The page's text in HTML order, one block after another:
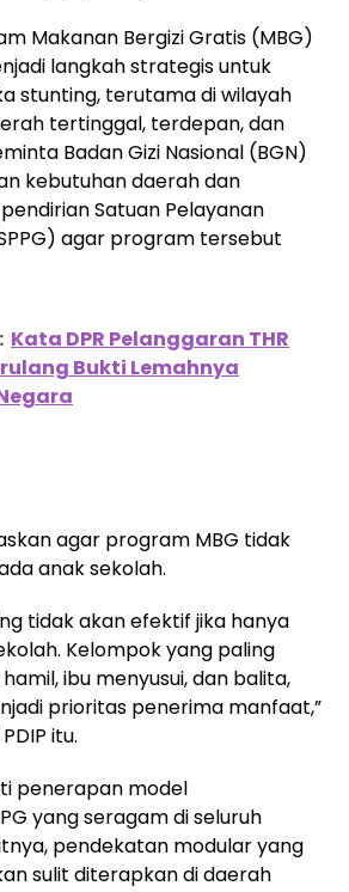
Makanan Bergizi Gratis (MBG)
langkah strategis untuk
stunting, terutama di wilayah
tertinggal, terdepan, dan
Badan Gizi Nasional (BGN)
kebutuhan daerah dan
Satuan Pelayanan
agar program tersebut
Kata DPR Pelanggaran THR
Bukti Lemahnya
agar program MBG tidak
anak sekolah.
tidak akan efektif jika hanya
Kelompok yang paling
ibu menyusui, dan balita,
prioritas penerima manfaat,”
itu.
penerapan model
yang seragam di seluruh
pendekatan modular yang
sulit diterapkan di daerah